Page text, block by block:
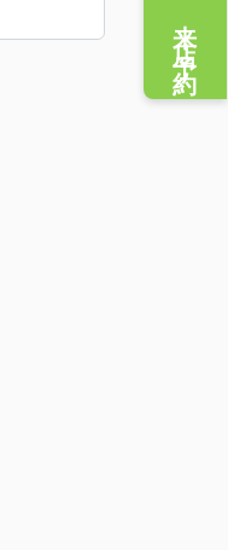
来店予約